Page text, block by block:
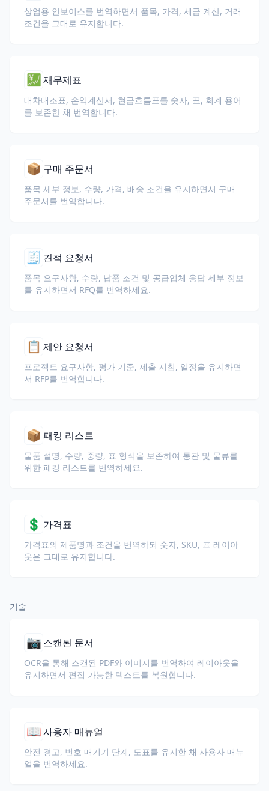
상업용 인보이스를 번역하면서 품목, 가격, 세금 계산, 거래
조건을 그대로 유지합니다.
💹 재무제표
대차대조표, 손익계산서, 현금흐름표를 숫자, 표, 회계 용어
를 보존한 채 번역합니다.
📦 구매 주문서
품목 세부 정보, 수량, 가격, 배송 조건을 유지하면서 구매
주문서를 번역합니다.
🧾 견적 요청서
품목 요구사항, 수량, 납품 조건 및 공급업체 응답 세부 정보
를 유지하면서 RFQ를 번역하세요.
📋 제안 요청서
프로젝트 요구사항, 평가 기준, 제출 지침, 일정을 유지하면
서 RFP를 번역합니다.
📦 패킹 리스트
물품 설명, 수량, 중량, 표 형식을 보존하여 통관 및 물류를
위한 패킹 리스트를 번역하세요.
💲 가격표
가격표의 제품명과 조건을 번역하되 숫자, SKU, 표 레이아
웃은 그대로 유지합니다.
기술
📷 스캔된 문서
OCR을 통해 스캔된 PDF와 이미지를 번역하여 레이아웃을
유지하면서 편집 가능한 텍스트를 복원합니다.
📖사용자 매뉴얼
안전 경고, 번호 매기기 단계, 도표를 유지한 채 사용자 매뉴
얼을 번역하세요.